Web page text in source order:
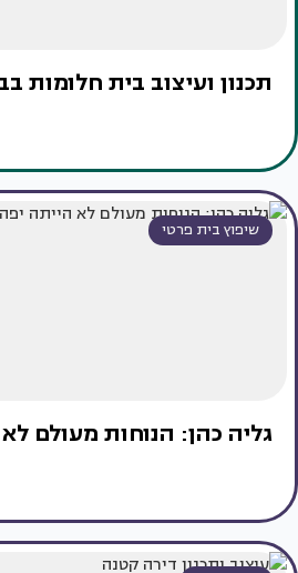
תכנון ועיצוב בית חלומות
שיפוץ בית פרטי
גליה כהן: הנוחות מעולם